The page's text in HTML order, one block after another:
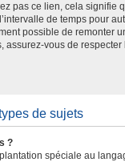
pas ce lien, cela signifie
de temps pour
possible de remonter
assurez-vous de
de sujets
?
spéciale au